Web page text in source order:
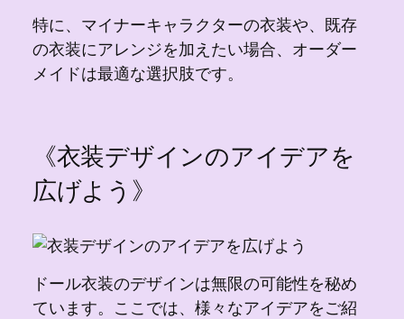
特に、マイナーキャラクターの衣装や、既存
の衣装にアレンジを加えたい場合、オーダー
メイドは最適な選択肢です。
《衣装デザインのアイデアを
広げよう》
ドール衣装のデザインは無限の可能性を秘め
ています。ここでは、様々なアイデアをご紹